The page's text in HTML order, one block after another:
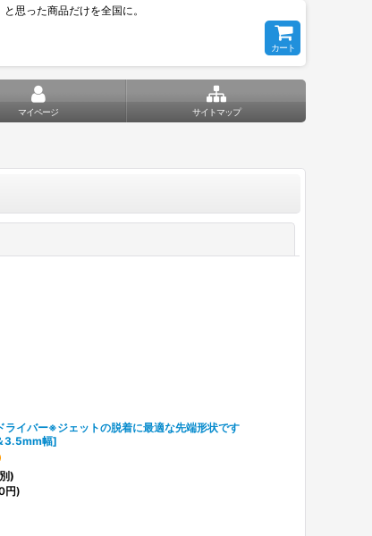
思った商品だけを全国に。
カート
マイページ サイトマップ
ライバー※ジェットの脱着に最適な先端形状です
3.5mm幅]
)
円)